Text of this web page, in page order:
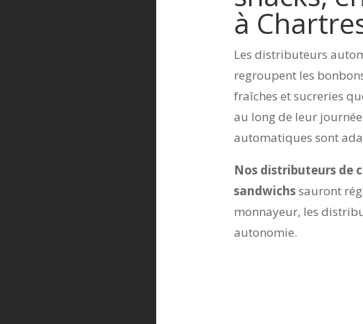
à
Les distributeurs
regroupent les
fraîches et sucreries
au long de leur
automatiques sont
Nos distributeurs de
sandwichssauront
monnayeur, les
autonomie.